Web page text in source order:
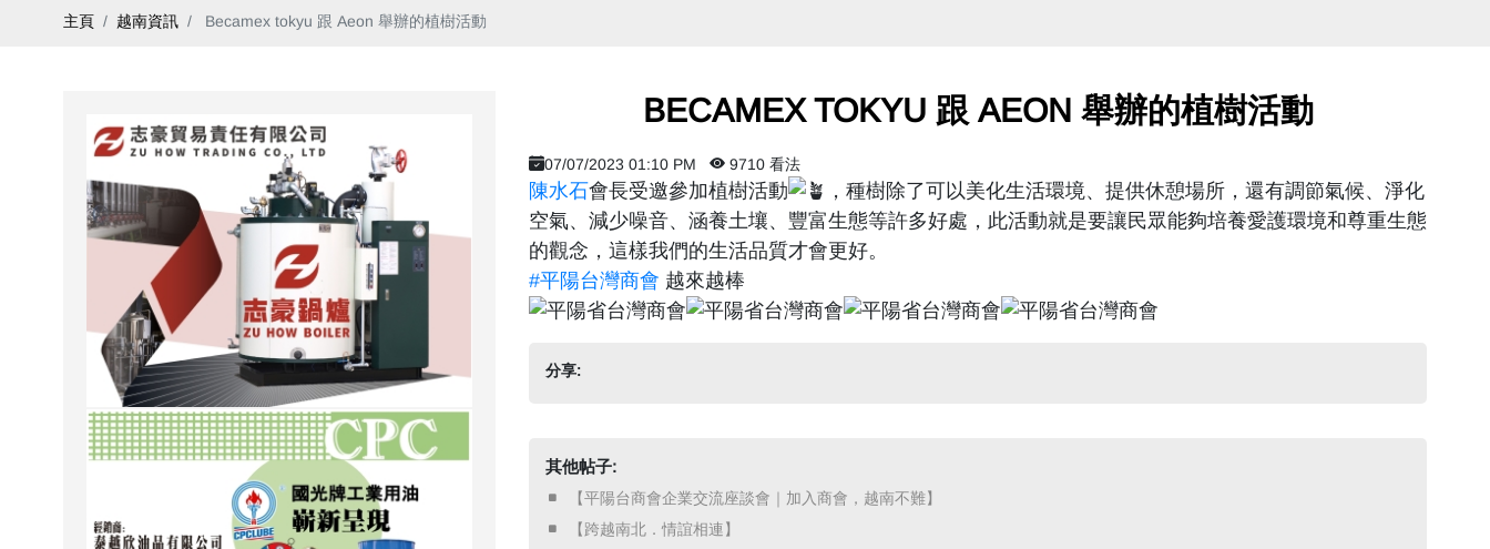
主頁 越南資訊 ​ Becamex tokyu 跟 Aeon 舉辦的植樹活動 ​
​ BECAMEX TOKYU 跟 AEON 舉辦的植樹活動 ​
07/07/2023 01:10 PM 9710 看法
陳水石會長受邀參加植樹活動
，種樹除了可以美化生活環境、提供休憩場所，還有調節氣候、淨化
空氣、減少噪音、涵養土壤、豐富生態等許多好處，此活動就是要讓民眾能夠培養愛護環境和尊重生態
的觀念，這樣我們的生活品質才會更好。
#平陽台灣商會 越來越棒
分享:
其他帖子:
​ 【平陽台商會企業交流座談會｜加入商會，越南不難】 ​
​ 【跨越南北．情誼相連】 ​